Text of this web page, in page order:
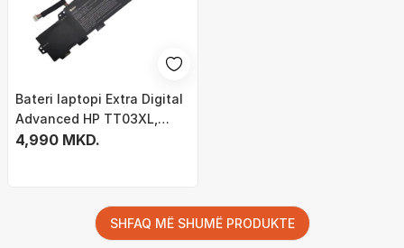
Bateri laptopi Extra Digital
Advanced HP TT03XL,
4400mAh, Li ion, e zezë
4,990 MKD.
SHFAQ MË SHUMË PRODUKTE